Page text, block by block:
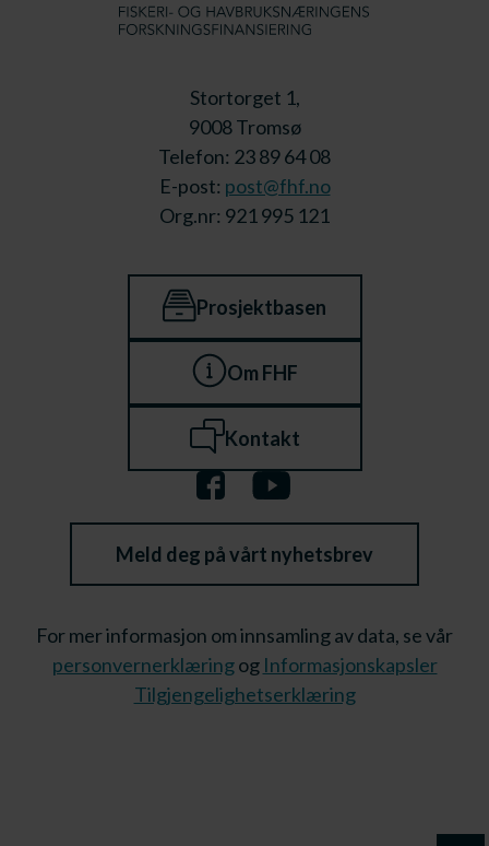
Stortorget 1,
9008 Tromsø
Telefon: 23 89 64 08
E-post: post@fhf.no
Org.nr: 921 995 121
Prosjektbasen
Om FHF
Kontakt
Meld deg på vårt nyhetsbrev
For mer informasjon om innsamling av data, se vår
personvernerklæringog Informasjonskapsler
Tilgjengelighetserklæring